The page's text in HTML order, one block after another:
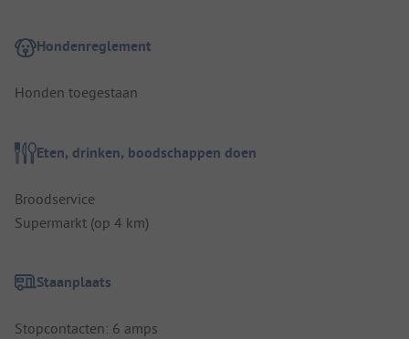
Hondenreglement
Honden toegestaan
Eten, drinken, boodschappen doen
Broodservice
Supermarkt (op 4 km)
Staanplaats
Stopcontacten: 6 amps